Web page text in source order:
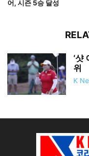
어, 시즌 5승 달성
‘샷
위
K